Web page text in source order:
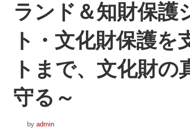
ランド＆知財保護
ト・文化財保護
トまで、文化財
守る～
by admin